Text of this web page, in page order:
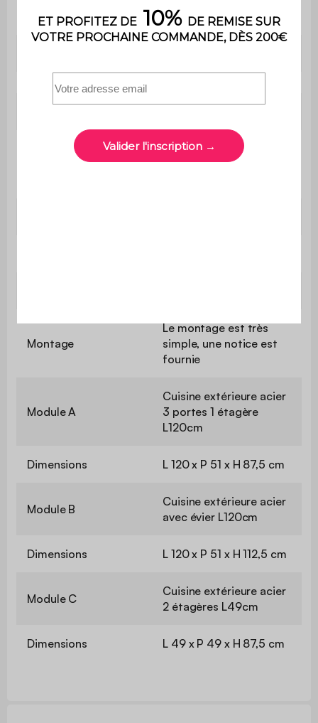
Tablette latérale Non
Hauteur entre les
pieds et l'étagère
10,5 cm
Montage
Le montage est très
simple, une notice est
fournie
Module A
Cuisine extérieure acier
3 portes 1 étagère
L120cm
Dimensions L 120 x P 51 x H 87,5 cm
Module B
Cuisine extérieure acier
avec évier L120cm
Dimensions L 120 x P 51 x H 112,5 cm
Module C
Cuisine extérieure acier
2 étagères L49cm
Dimensions L 49 x P 49 x H 87,5 cm